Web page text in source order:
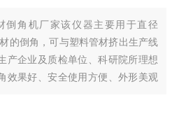
倒角机厂家该仪器主要用于直径
的倒角，可与塑料管材挤出生产线
产企业及质检单位、科研院所理想
效果好、安全使用方便、外形美观